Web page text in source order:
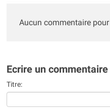
Aucun commentaire
Ecrire un commentaire
Titre: